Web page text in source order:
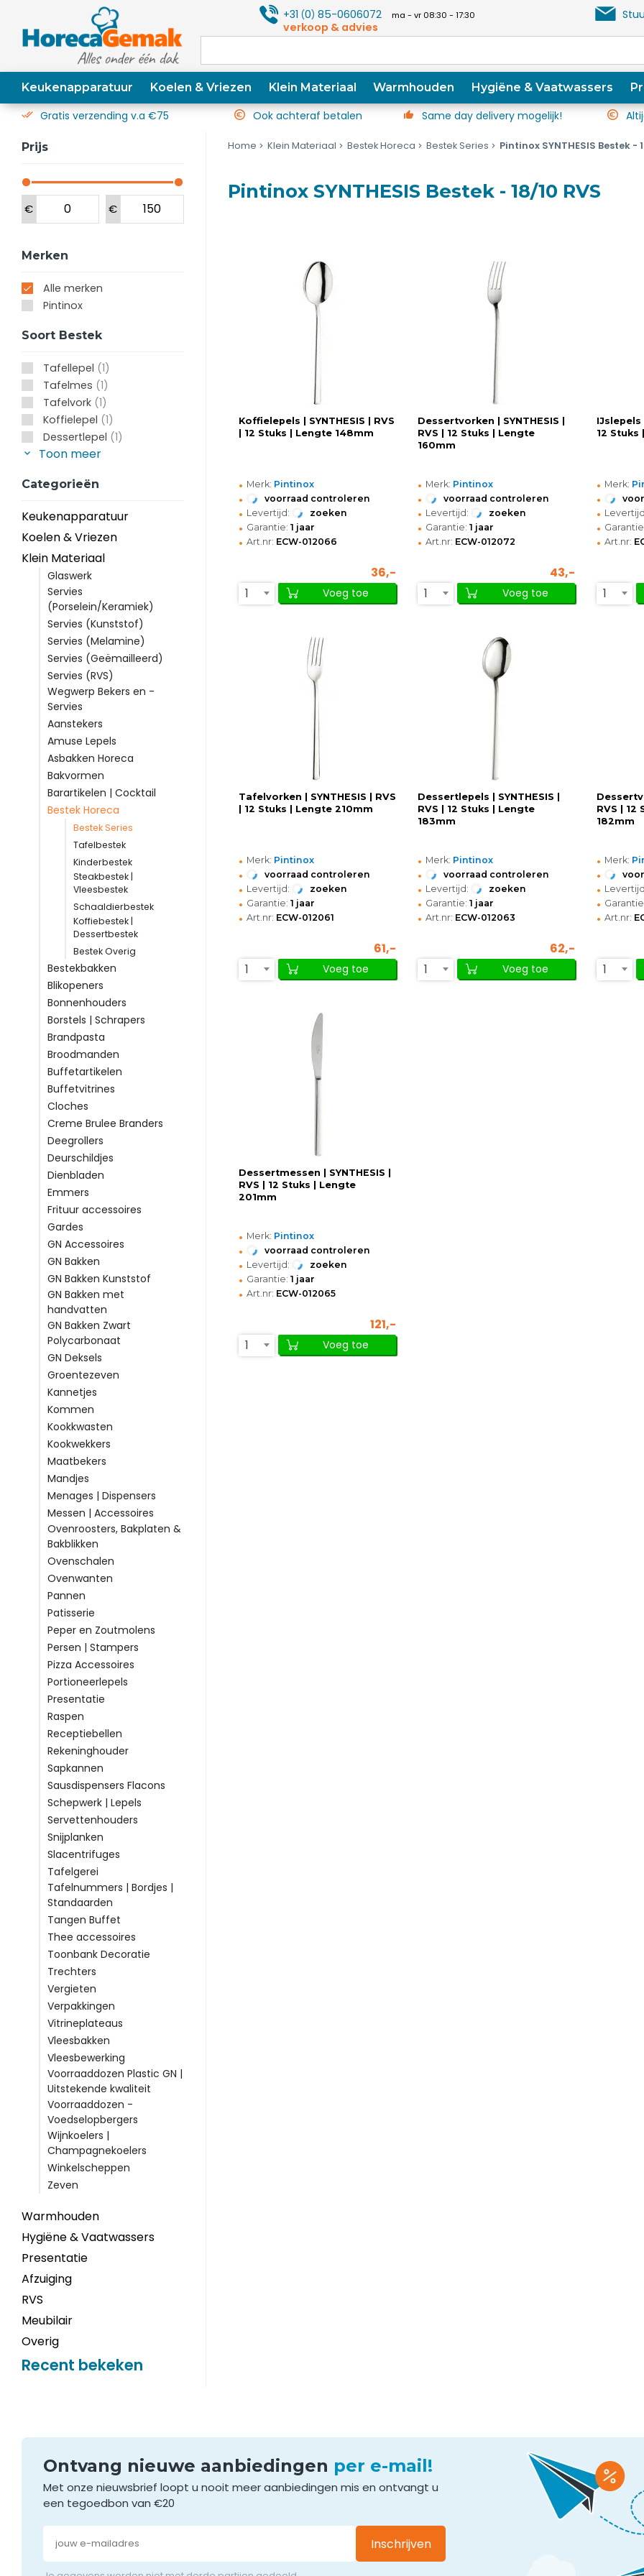
+31(0) 85-0606072 ma - vr 08:30 - 17:30
verkoop & advies
Keukenapparatuur Koelen & Vriezen Klein Materiaal Warmhouden Hygiëne & Vaatwassers
Gratis verzending v.a €75 Ook achteraf betalen Same day delivery mogelijk!
Prijs
€ €
Merken
Alle merken
Pintinox
Soort Bestek
Tafellepel (1)
Tafelmes (1)
Tafelvork (1)
Koffielepel (1)
Dessertlepel (1)
Toon meer
Categorieën
Keukenapparatuur
Koelen & Vriezen
Klein Materiaal
Glaswerk
Servies
(Porselein/Keramiek)
Servies (Kunststof)
Servies (Melamine)
Servies (Geëmailleerd)
Servies (RVS)
Wegwerp Bekers en -
Servies
Aanstekers
Amuse Lepels
Asbakken Horeca
Bakvormen
Barartikelen | Cocktail
Bestek Horeca
Bestek Series
Tafelbestek
Kinderbestek
Steakbestek |
Vleesbestek
Schaaldierbestek
Koffiebestek |
Dessertbestek
Bestek Overig
Bestekbakken
Blikopeners
Bonnenhouders
Borstels | Schrapers
Brandpasta
Broodmanden
Buffetartikelen
Buffetvitrines
Cloches
Creme Brulee Branders
Deegrollers
Deurschildjes
Dienbladen
Emmers
Frituur accessoires
Gardes
GN Accessoires
GN Bakken
GN Bakken Kunststof
GN Bakken met
handvatten
GN Bakken Zwart
Polycarbonaat
GN Deksels
Groentezeven
Kannetjes
Kommen
Kookkwasten
Kookwekkers
Maatbekers
Mandjes
Menages | Dispensers
Messen | Accessoires
Ovenroosters, Bakplaten &
Bakblikken
Ovenschalen
Ovenwanten
Pannen
Patisserie
Peper en Zoutmolens
Persen | Stampers
Pizza Accessoires
Portioneerlepels
Presentatie
Raspen
Receptiebellen
Rekeninghouder
Sapkannen
Sausdispensers Flacons
Schepwerk | Lepels
Servettenhouders
Snijplanken
Slacentrifuges
Tafelgerei
Tafelnummers | Bordjes |
Standaarden
Tangen Buffet
Thee accessoires
Toonbank Decoratie
Trechters
Vergieten
Verpakkingen
Vitrineplateaus
Vleesbakken
Vleesbewerking
Voorraaddozen Plastic GN |
Uitstekende kwaliteit
Voorraaddozen -
Voedselopbergers
Wijnkoelers |
Champagnekoelers
Winkelscheppen
Zeven
Warmhouden
Hygiëne & Vaatwassers
Presentatie
Afzuiging
RVS
Meubilair
Overig
Recent bekeken
Home Klein Materiaal Bestek Horeca Bestek Series Pintinox SYNTHESIS Bestek -
Pintinox SYNTHESIS Bestek - 18/10 RVS
Koffielepels | SYNTHESIS | RVS
| 12 Stuks | Lengte 148mm
• Merk: Pintinox
• voorraad controleren
• Levertijd: zoeken
• Garantie: 1 jaar
• Art.nr: ECW-012066
36,-
1
Voeg toe
Dessertvorken | SYNTHESIS |
RVS | 12 Stuks | Lengte
160mm
• Merk: Pintinox
• voorraad controleren
• Levertijd: zoeken
• Garantie: 1 jaar
• Art.nr: ECW-012072
43,-
1
Voeg toe
IJslepels
12
• Merk:
•
•
•
• Art.nr:
1
Tafelvorken | SYNTHESIS | RVS
| 12 Stuks | Lengte 210mm
• Merk: Pintinox
• voorraad controleren
• Levertijd: zoeken
• Garantie: 1 jaar
• Art.nr: ECW-012061
61,-
1
Voeg toe
Dessertlepels | SYNTHESIS |
RVS | 12 Stuks | Lengte
183mm
• Merk: Pintinox
• voorraad controleren
• Levertijd: zoeken
• Garantie: 1 jaar
• Art.nr: ECW-012063
62,-
1
Voeg toe
RVS | 12
182mm
• Merk:
•
•
•
• Art.nr:
1
Dessertmessen | SYNTHESIS |
RVS | 12 Stuks | Lengte
201mm
• Merk: Pintinox
• voorraad controleren
• Levertijd: zoeken
• Garantie: 1 jaar
• Art.nr: ECW-012065
121,-
1
Voeg toe
Ontvang nieuwe aanbiedingen per e-mail!
Met onze nieuwsbrief loopt u nooit meer aanbiedingen mis en ontvangt u
een tegoedbon van €20
Inschrijven